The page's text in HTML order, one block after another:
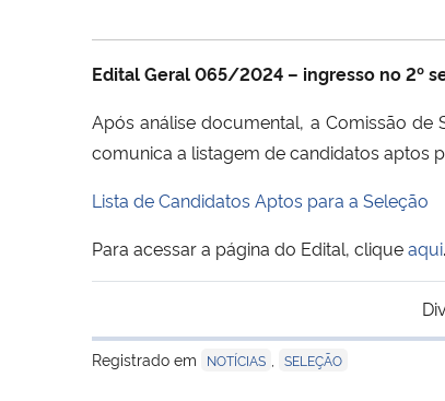
Edital Geral 065/2024 – ingresso no 2º
Após análise documental, a Comissão
comunica a listagem de candidatos aptos
Lista de Candidatos Aptos para a Seleção
Para acessar a página do Edital, cliqueaqui.
Registrado em
NOTÍCIAS SELEÇÃO